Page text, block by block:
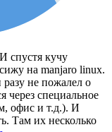
спустя кучу
на manjaro linux.
разу не пожалел о
через специальное
офис и т.д.). И
Там их несколько